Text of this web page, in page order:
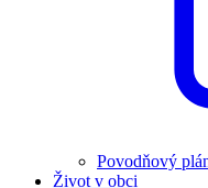
Povodňový
Život v obci